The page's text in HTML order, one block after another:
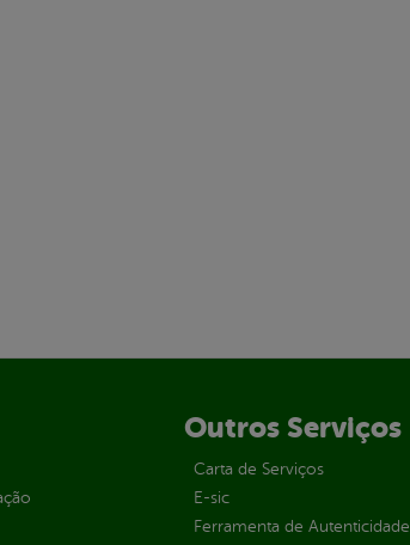
Outros Serviços
Carta de Serviços
E-sic
Ferramenta de Autenticidade